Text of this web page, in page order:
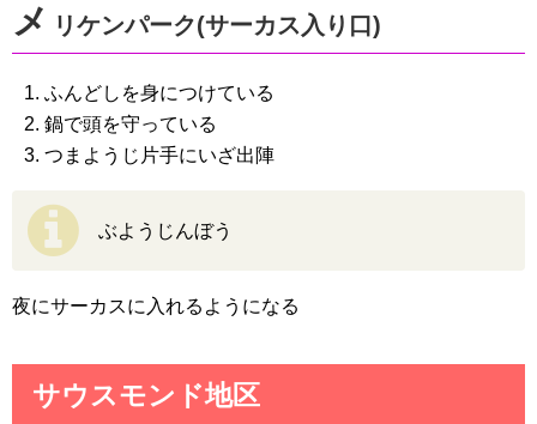
メ リケンパーク(サーカス入り口)
ふんどしを身につけている
鍋で頭を守っている
つまようじ片手にいざ出陣
ぶようじんぼう
夜にサーカスに入れるようになる
サウスモンド地区